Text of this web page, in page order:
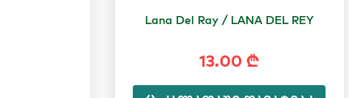
Lana Del Ray / LANA DEL REY
13.00 ₾